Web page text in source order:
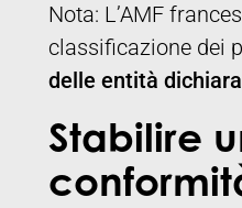
Nota: L’AMF
classificazione dei
delle entità
Stabilire